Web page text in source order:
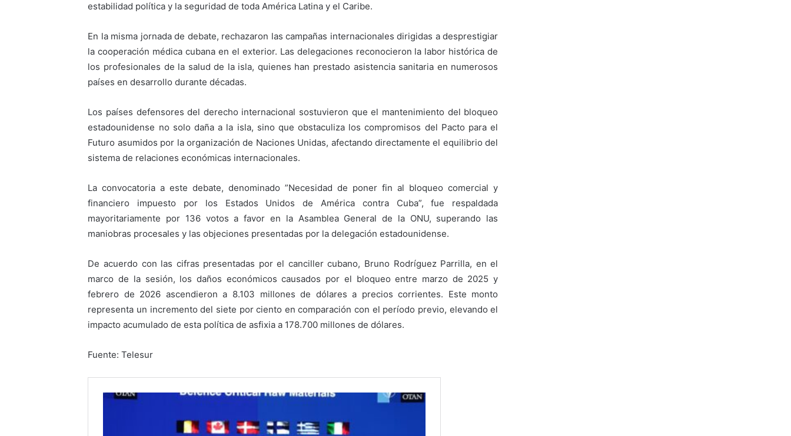
estabilidad política y la seguridad de toda América Latina y el Caribe.
En la misma jornada de debate, rechazaron las campañas internacionales dirigidas a desprestigiar
la cooperación médica cubana en el exterior. Las delegaciones reconocieron la labor histórica de
los profesionales de la salud de la isla, quienes han prestado asistencia sanitaria en numerosos
países en desarrollo durante décadas.
Los países defensores del derecho internacional sostuvieron que el mantenimiento del bloqueo
estadounidense no solo daña a la isla, sino que obstaculiza los compromisos del Pacto para el
Futuro asumidos por la organización de Naciones Unidas, afectando directamente el equilibrio del
sistema de relaciones económicas internacionales.
La convocatoria a este debate, denominado ”Necesidad de poner fin al bloqueo comercial y
financiero impuesto por los Estados Unidos de América contra Cuba”, fue respaldada
mayoritariamente por 136 votos a favor en la Asamblea General de la ONU, superando las
maniobras procesales y las objeciones presentadas por la delegación estadounidense.
De acuerdo con las cifras presentadas por el canciller cubano, Bruno Rodríguez Parrilla, en el
marco de la sesión, los daños económicos causados por el bloqueo entre marzo de 2025 y
febrero de 2026 ascendieron a 8.103 millones de dólares a precios corrientes. Este monto
representa un incremento del siete por ciento en comparación con el período previo, elevando el
impacto acumulado de esta política de asfixia a 178.700 millones de dólares.
Fuente: Telesur